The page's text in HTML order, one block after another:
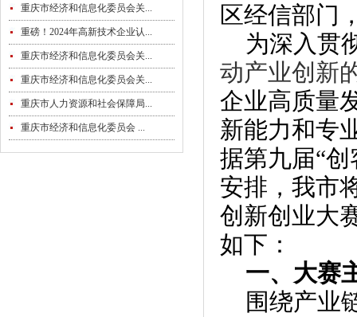
重庆市经济和信息化委员会关...
重磅！2024年高新技术企业认...
重庆市经济和信息化委员会关...
重庆市经济和信息化委员会关...
重庆市人力资源和社会保障局...
重庆市经济和信息化委员会 ...
区经信部门
为深入贯
动产业创新
企业高质量
新能力和专
据第九届“
安排，我市
创新创业大
如下：
一、大赛
围绕产业